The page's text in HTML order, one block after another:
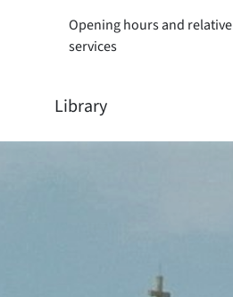
Opening hours and relative
services
Library